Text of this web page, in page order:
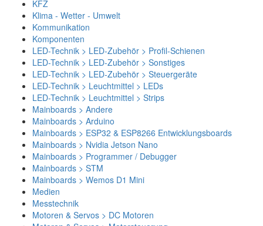
KFZ
Klima - Wetter - Umwelt
Kommunikation
Komponenten
LED-Technik > LED-Zubehör > Profil-Schienen
LED-Technik > LED-Zubehör > Sonstiges
LED-Technik > LED-Zubehör > Steuergeräte
LED-Technik > Leuchtmittel > LEDs
LED-Technik > Leuchtmittel > Strips
Mainboards > Andere
Mainboards > Arduino
Mainboards > ESP32 & ESP8266 Entwicklungsboards
Mainboards > Nvidia Jetson Nano
Mainboards > Programmer / Debugger
Mainboards > STM
Mainboards > Wemos D1 Mini
Medien
Messtechnik
Motoren & Servos > DC Motoren